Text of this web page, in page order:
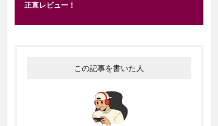
正直レビュー！
この記事を書いた人